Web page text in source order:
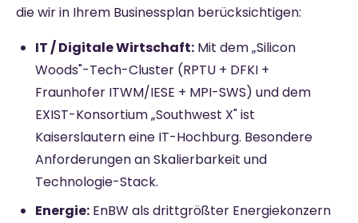
die wir in Ihrem Businessplan berücksichtigen:
IT / Digitale Wirtschaft: Mit dem „Silicon
Woods"-Tech-Cluster (RPTU + DFKI +
Fraunhofer ITWM/IESE + MPI-SWS) und dem
EXIST-Konsortium „Southwest X" ist
Kaiserslautern eine IT-Hochburg. Besondere
Anforderungen an Skalierbarkeit und
Technologie-Stack.
Energie: EnBW als drittgrößter Energiekonzern